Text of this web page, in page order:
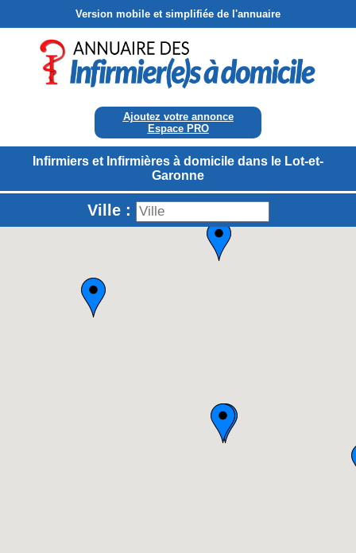
Version mobile et simplifiée de l'annuaire
Ajoutez votre annonce
Espace PRO
Infirmiers et Infirmières à domicile dans le Lot-et-
Garonne
Ville :